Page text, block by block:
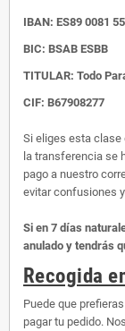
IBAN: ES89 0081
BIC: BSAB ESBB
TITULAR: Todo
CIF: B67908277
Si eliges esta clase
la transferencia se
pago a nuestro
evitar confusiones
Si en 7 días
anulado y tendrás
Recogida
Puede que
pagar tu pedido.